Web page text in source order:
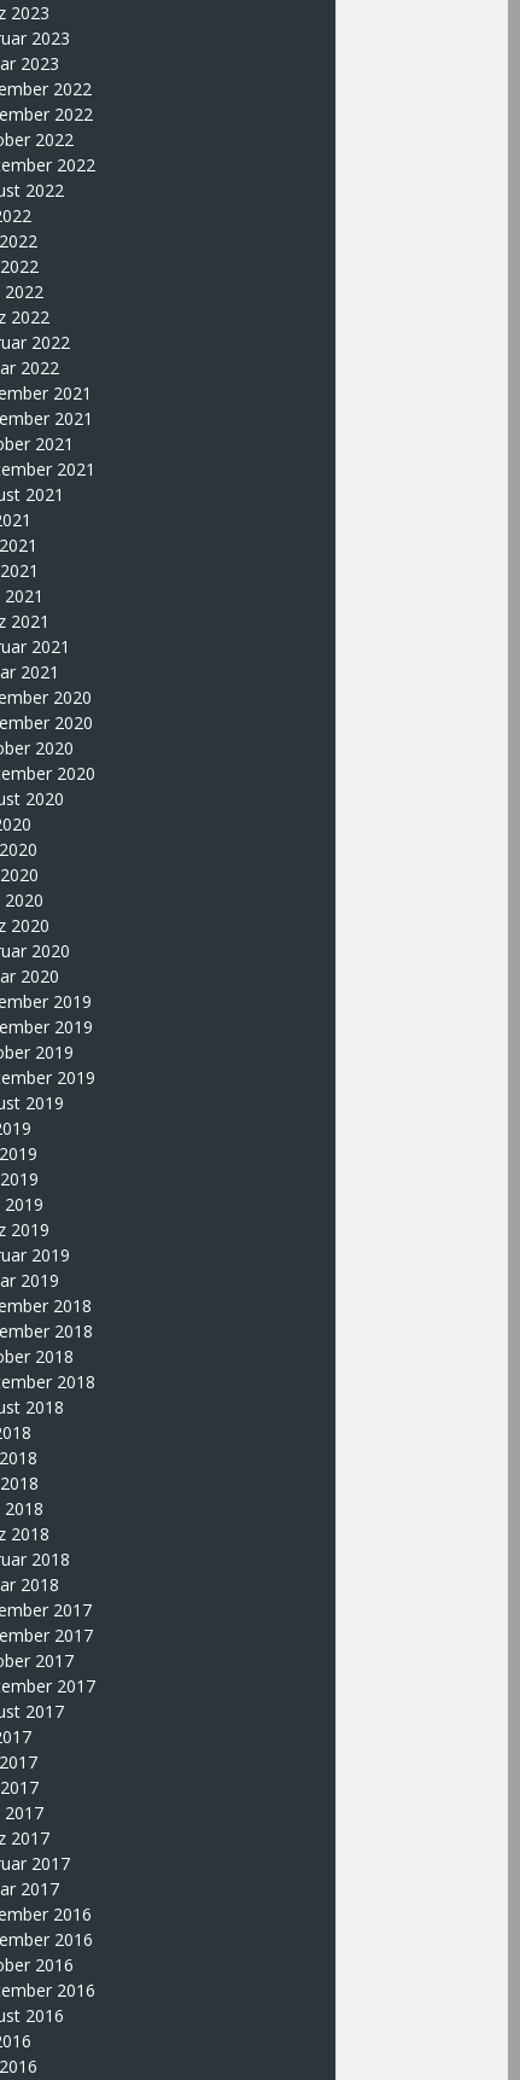
2023
2023
2023
2022
2022
2022
2022
2022
2022
2022
2022
2022
2021
2021
2021
2021
2021
2021
2021
2021
2020
2020
2020
2020
2020
2020
2020
2020
2020
2019
2019
2019
2019
2019
2019
2019
2019
2019
2018
2018
2018
2018
2018
2018
2018
2018
2018
2017
2017
2017
2017
2017
2017
2017
2017
2017
2016
2016
2016
2016
2016